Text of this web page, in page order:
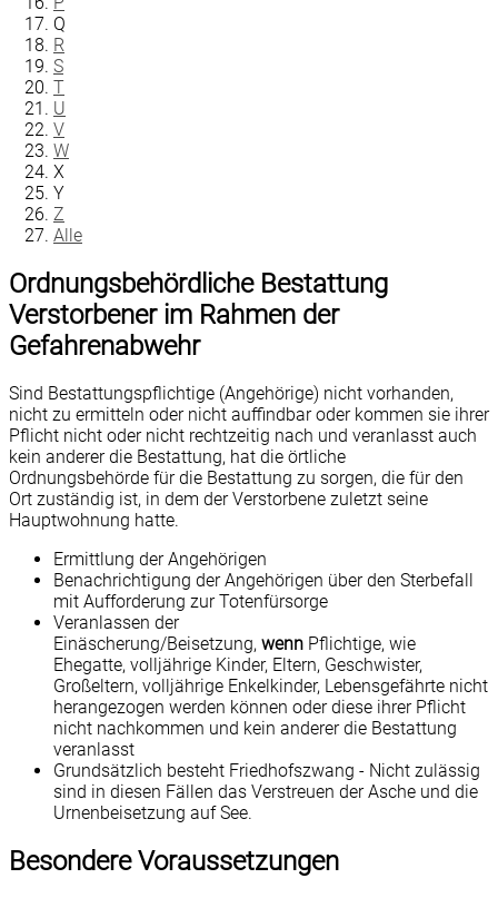
Q
R
S
T
U
V
W
X
Y
Z
Alle
Ordnungsbehördliche Bestattung
Verstorbener im Rahmen der
Gefahrenabwehr
Sind Bestattungspflichtige (Angehörige) nicht vorhanden,
nicht zu ermitteln oder nicht auffindbar oder kommen sie ihrer
Pflicht nicht oder nicht rechtzeitig nach und veranlasst auch
kein anderer die Bestattung, hat die örtliche
Ordnungsbehörde für die Bestattung zu sorgen, die für den
Ort zuständig ist, in dem der Verstorbene zuletzt seine
Hauptwohnung hatte.
Ermittlung der Angehörigen
Benachrichtigung der Angehörigen über den Sterbefall
mit Aufforderung zur Totenfürsorge
Veranlassen der
Einäscherung/Beisetzung, wenn Pflichtige, wie
Ehegatte, volljährige Kinder, Eltern, Geschwister,
Großeltern, volljährige Enkelkinder, Lebensgefährte nicht
herangezogen werden können oder diese ihrer Pflicht
nicht nachkommen und kein anderer die Bestattung
veranlasst
Grundsätzlich besteht Friedhofszwang - Nicht zulässig
sind in diesen Fällen das Verstreuen der Asche und die
Urnenbeisetzung auf See.
Besondere Voraussetzungen